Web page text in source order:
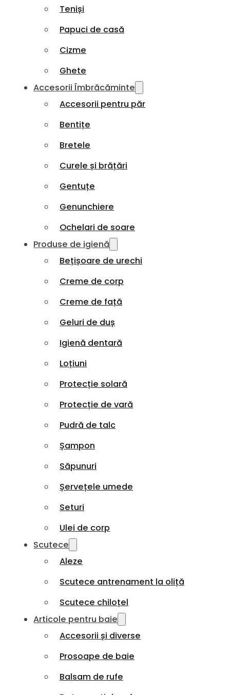
Teniși
Papuci de casă
Cizme
Ghete
Accesorii Îmbrăcăminte
Accesorii pentru păr
Bentițe
Bretele
Curele și brățări
Gentuțe
Genunchiere
Ochelari de soare
Produse de igienă
Bețișoare de urechi
Creme de corp
Creme de față
Geluri de duș
Igienă dentară
Loțiuni
Protecție solară
Protecție de vară
Pudră de talc
Șampon
Săpunuri
Șervețele umede
Seturi
Ulei de corp
Scutece
Aleze
Scutece antrenament la oliță
Scutece chiloțel
Articole pentru baie
Accesorii și diverse
Prosoape de baie
Balsam de rufe